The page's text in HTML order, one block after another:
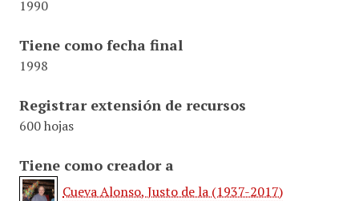
1990
Tiene como fecha final
1998
Registrar extensión de recursos
600 hojas
Tiene como creador a
Cueva Alonso, Justo de la (1937-2017)